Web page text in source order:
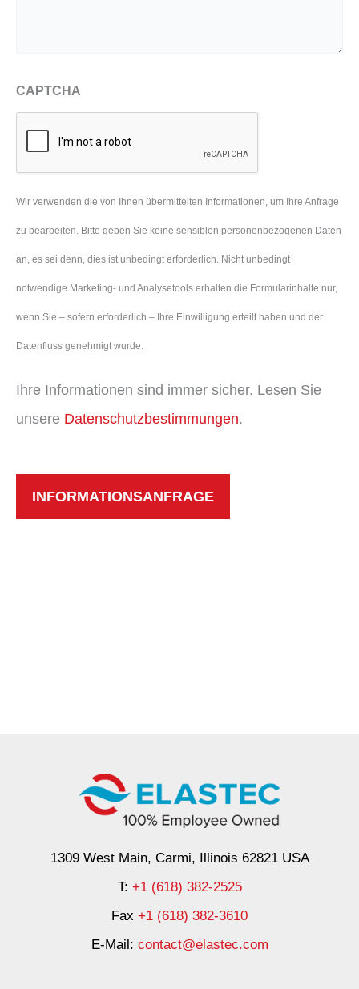
CAPTCHA
Wir verwenden die von Ihnen übermittelten Informationen, um Ihre Anfrage
zu bearbeiten. Bitte geben Sie keine sensiblen personenbezogenen Daten
an, es sei denn, dies ist unbedingt erforderlich. Nicht unbedingt
notwendige Marketing- und Analysetools erhalten die Formularinhalte nur,
wenn Sie – sofern erforderlich – Ihre Einwilligung erteilt haben und der
Datenfluss genehmigt wurde.
Ihre Informationen sind immer sicher. Lesen Sie
unsere Datenschutzbestimmungen.
1309 West Main, Carmi, Illinois 62821 USA
T: +1 (618) 382-2525
Fax +1 (618) 382-3610
E-Mail: contact@elastec.com